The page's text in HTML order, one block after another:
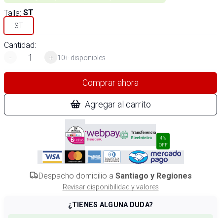
Talla: ST
ST
Cantidad:
-
+ 10+ disponibles
Comprar ahora
Agregar al carrito
4%
OFF
Despacho domicilio a Santiago y Regiones
Revisar disponibilidad y valores
¿TIENES ALGUNA DUDA?